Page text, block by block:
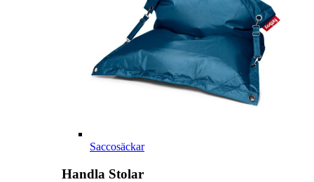
Saccosäckar
Handla Stolar